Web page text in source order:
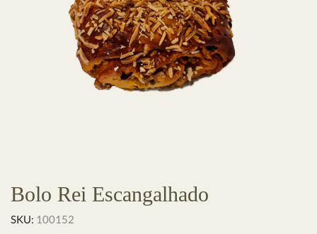
Bolo Rei Escangalhado
SKU: 100152